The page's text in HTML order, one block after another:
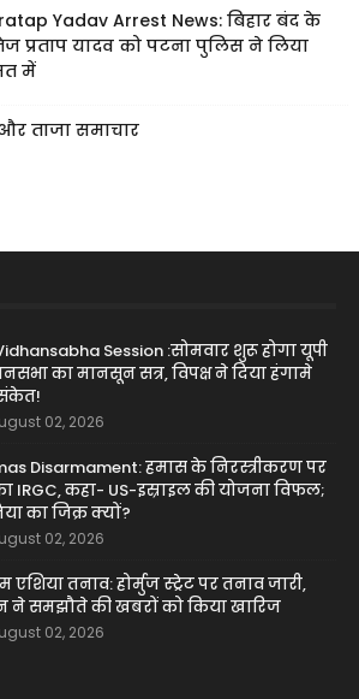
Yadav Arrest News: बिहार बंद के
प्रताप यादव को पटना पुलिस ने लिया
में
ताजा समाचार
Session :सोमवार शुरू होगा यूपी
का मानसून सत्र, विपक्ष ने दिया हंगामे
02, 2026
Disarmament: हमास के निरस्त्रीकरण पर
IRGC, कहा- US-इस्राइल की योजना विफल;
का जिक्र क्यों?
02, 2026
एशिया तनाव: होर्मुज स्ट्रेट पर तनाव जारी,
ने समझौते की खबरों को किया खारिज
02, 2026